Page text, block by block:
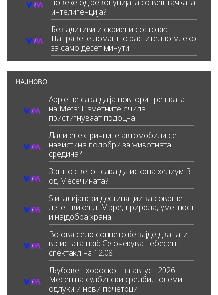
повеќе од револуцијата со вештачката
интелигенција?
Без адитиви и скриени состојки:
Направете домашно растително млеко
за само десет минути
НАЈНОВО
Apple не сака да ја повтори грешката
на Meta: Паметните очила
пристигнуваат подоцна
Дали електричните автомобили се
навистина подобри за животната
средина?
Зошто светот сака да ископа хелиум-3
од Месечината?
5 италијански дестинации за совршен
летен викенд: Море, природа, уметност
и најдобра храна
Во ова село сонцето ќе зајде двапати
во истата ноќ: Се очекува небесен
спектакл на 12.08
Љубовен хороскоп за август 2026:
Месец на судбински средби, големи
одлуки и нови почетоци